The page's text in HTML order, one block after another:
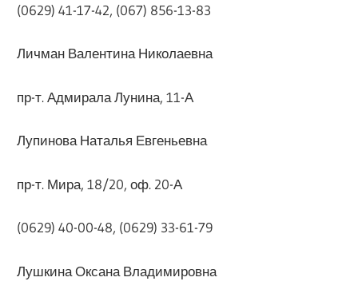
(0629) 41-17-42, (067) 856-13-83
Личман Валентина Николаевна
пр-т. Адмирала Лунина, 11-А
Лупинова Наталья Евгеньевна
пр-т. Мира, 18/20, оф. 20-А
(0629) 40-00-48, (0629) 33-61-79
Лушкина Оксана Владимировна